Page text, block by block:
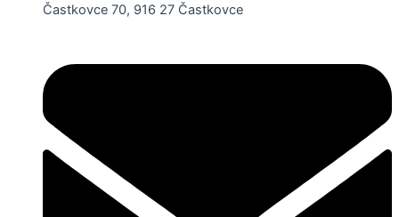
Častkovce 70, 916 27 Častkovce